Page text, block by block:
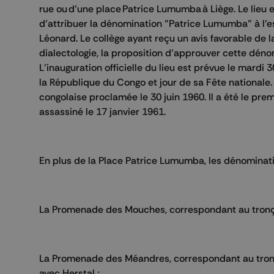
rue ou d’une place Patrice Lumumba à Liège. Le
d’attribuer la dénomination "Patrice Lumumba" à
Léonard. Le collège ayant reçu un avis favorable
dialectologie, la proposition d’approuver cette
L’inauguration officielle du lieu est prévue le mardi
la République du Congo et jour de sa Fête
congolaise proclamée le 30 juin 1960. Il a été le
assassiné le 17 janvier 1961.
En plus de la Place Patrice Lumumba, les
La Promenade des Mouches, correspondant au
La Promenade des Méandres, correspondant au